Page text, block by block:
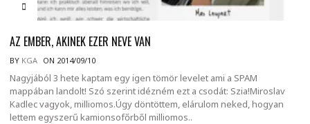
AZ EMBER, AKINEK EZER NEVE VAN
BY KGA ON 2014/09/10
Nagyjából 3 hete kaptam egy igen tömör levelet ami a SPAM
mappában landolt! Szó szerint idézném ezt a csodát: Szia!Miroslav
Kadlec vagyok, milliomos.Úgy döntöttem, elárulom neked, hogyan
lettem egyszerű kamionsofőrből milliomos..